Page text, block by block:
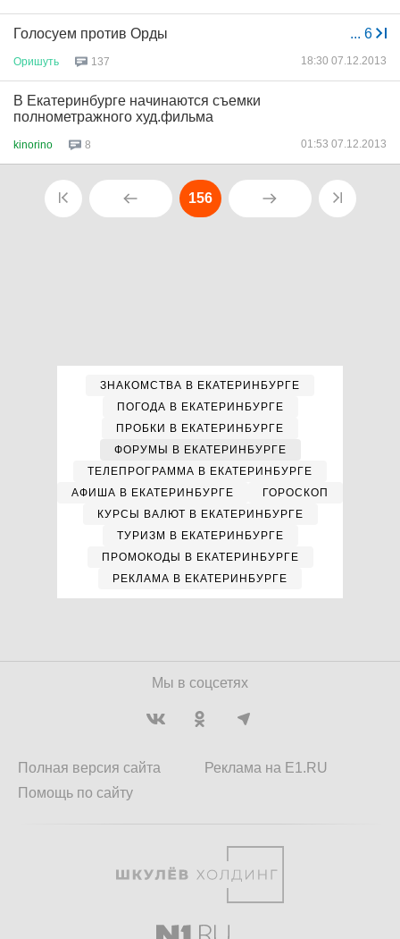
... 6
Голосуем против Орды
Оришуть 137 18:30 07.12.2013
В Екатеринбурге начинаются съемки
полнометражного худ.фильма
kinorino 8 01:53 07.12.2013
156
ЗНАКОМСТВА В ЕКАТЕРИНБУРГЕ
ПОГОДА В ЕКАТЕРИНБУРГЕ
ПРОБКИ В ЕКАТЕРИНБУРГЕ
ФОРУМЫ В ЕКАТЕРИНБУРГЕ
ТЕЛЕПРОГРАММА В ЕКАТЕРИНБУРГЕ
АФИША В ЕКАТЕРИНБУРГЕ
ГОРОСКОП
КУРСЫ ВАЛЮТ В ЕКАТЕРИНБУРГЕ
ТУРИЗМ В ЕКАТЕРИНБУРГЕ
ПРОМОКОДЫ В ЕКАТЕРИНБУРГЕ
РЕКЛАМА В ЕКАТЕРИНБУРГЕ
Мы в соцсетях
Полная версия сайта
Помощь по сайту
Реклама на E1.RU